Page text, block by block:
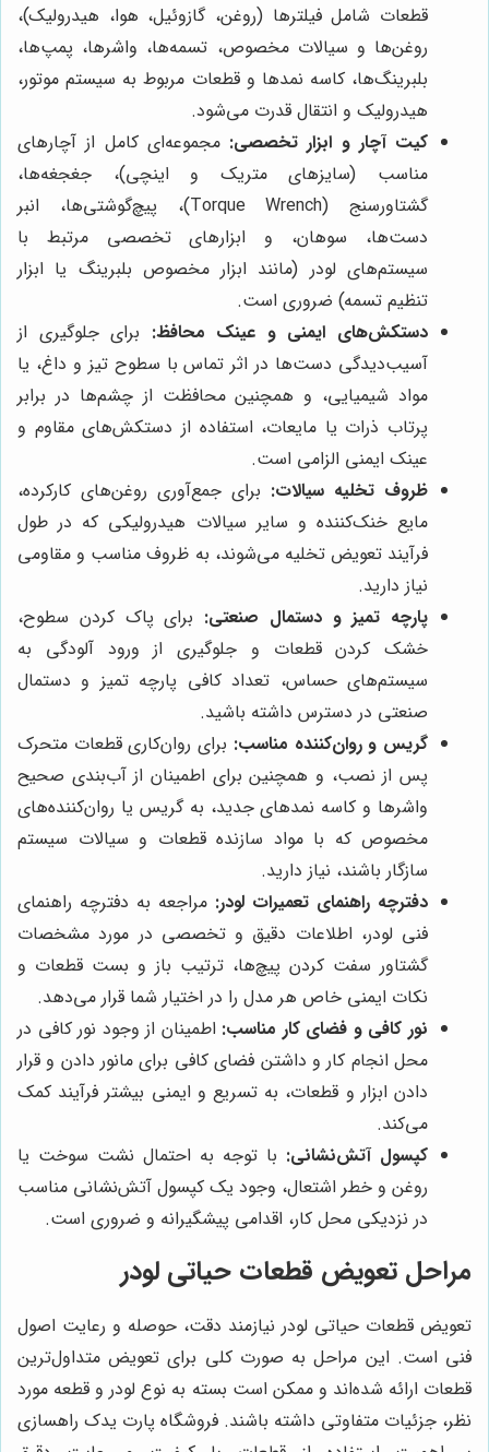
قطعات شامل فیلترها (روغن، گازوئیل، هوا، هیدرولیک)،
روغن‌ها و سیالات مخصوص، تسمه‌ها، واشرها، پمپ‌ها،
بلبرینگ‌ها، کاسه نمدها و قطعات مربوط به سیستم موتور،
هیدرولیک و انتقال قدرت می‌شود.
کیت آچار و ابزار تخصصی: مجموعه‌ای کامل از آچارهای
مناسب (سایزهای متریک و اینچی)، جغجغه‌ها،
گشتاورسنج (Torque Wrench)، پیچ‌گوشتی‌ها، انبر
دست‌ها، سوهان، و ابزارهای تخصصی مرتبط با
سیستم‌های لودر (مانند ابزار مخصوص بلبرینگ یا ابزار
تنظیم تسمه) ضروری است.
دستکش‌های ایمنی و عینک محافظ: برای جلوگیری از
آسیب‌دیدگی دست‌ها در اثر تماس با سطوح تیز و داغ، یا
مواد شیمیایی، و همچنین محافظت از چشم‌ها در برابر
پرتاب ذرات یا مایعات، استفاده از دستکش‌های مقاوم و
عینک ایمنی الزامی است.
ظروف تخلیه سیالات: برای جمع‌آوری روغن‌های کارکرده،
مایع خنک‌کننده و سایر سیالات هیدرولیکی که در طول
فرآیند تعویض تخلیه می‌شوند، به ظروف مناسب و مقاومی
نیاز دارید.
پارچه تمیز و دستمال صنعتی: برای پاک کردن سطوح،
خشک کردن قطعات و جلوگیری از ورود آلودگی به
سیستم‌های حساس، تعداد کافی پارچه تمیز و دستمال
صنعتی در دسترس داشته باشید.
گریس و روان‌کننده مناسب: برای روان‌کاری قطعات متحرک
پس از نصب، و همچنین برای اطمینان از آب‌بندی صحیح
واشرها و کاسه نمدهای جدید، به گریس یا روان‌کننده‌های
مخصوص که با مواد سازنده قطعات و سیالات سیستم
سازگار باشند، نیاز دارید.
دفترچه راهنمای تعمیرات لودر: مراجعه به دفترچه راهنمای
فنی لودر، اطلاعات دقیق و تخصصی در مورد مشخصات
گشتاور سفت کردن پیچ‌ها، ترتیب باز و بست قطعات و
نکات ایمنی خاص هر مدل را در اختیار شما قرار می‌دهد.
نور کافی و فضای کار مناسب: اطمینان از وجود نور کافی در
محل انجام کار و داشتن فضای کافی برای مانور دادن و قرار
دادن ابزار و قطعات، به تسریع و ایمنی بیشتر فرآیند کمک
می‌کند.
کپسول آتش‌نشانی: با توجه به احتمال نشت سوخت یا
روغن و خطر اشتعال، وجود یک کپسول آتش‌نشانی مناسب
در نزدیکی محل کار، اقدامی پیشگیرانه و ضروری است.
مراحل تعویض قطعات حیاتی لودر
تعویض قطعات حیاتی لودر نیازمند دقت، حوصله و رعایت اصول
فنی است. این مراحل به صورت کلی برای تعویض متداول‌ترین
قطعات ارائه شده‌اند و ممکن است بسته به نوع لودر و قطعه مورد
نظر، جزئیات متفاوتی داشته باشند. فروشگاه پارت یدک راهسازی